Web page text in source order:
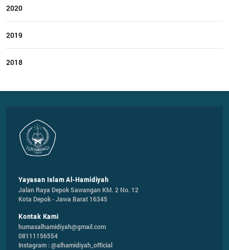
2020
2019
2018
Yayasan Islam Al-Hamidiyah
Jalan Raya Depok Sawangan KM. 2 No. 12
Kota Depok - Jawa Barat 16345
Kontak Kami
humasalhamidiyah@gmail.com
08111156554
Instagram : @alhamidiyah_official